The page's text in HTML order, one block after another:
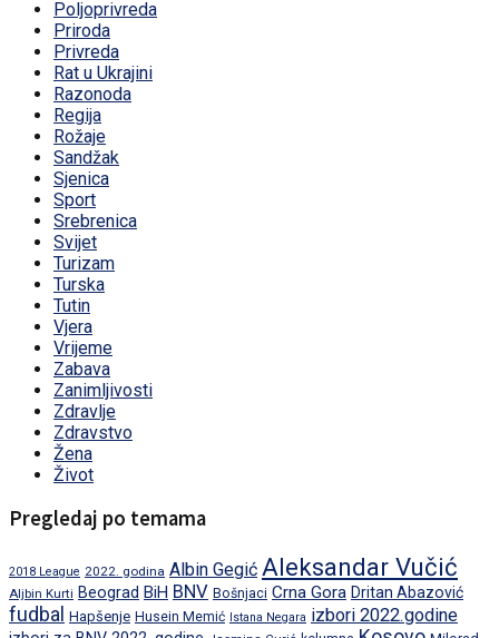
Poljoprivreda
Priroda
Privreda
Rat u Ukrajini
Razonoda
Regija
Rožaje
Sandžak
Sjenica
Sport
Srebrenica
Svijet
Turizam
Turska
Tutin
Vjera
Vrijeme
Zabava
Zanimljivosti
Zdravlje
Zdravstvo
Žena
Život
Pregledaj po temama
2018 League 2022. godina Albin Gegić Aleksandar Vučić
Aljbin Kurti Beograd BiH BNV Bošnjaci Crna Gora Dritan Abazović
fudbal Hapšenje Husein Memić Istana Negara izbori 2022.godine